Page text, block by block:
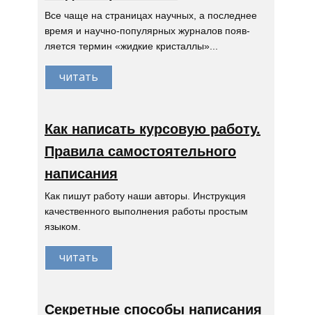
Все чаще на страницах научных, а последнее
время и научно-популярных журналов появ-
ляется термин «жидкие кристаллы»...
читать
Как написать курсовую работу.
Правила самостоятельного
написания
Как пишут работу наши авторы. Инструкция
качественного выполнения работы простым
языком.
читать
Секретные способы написания